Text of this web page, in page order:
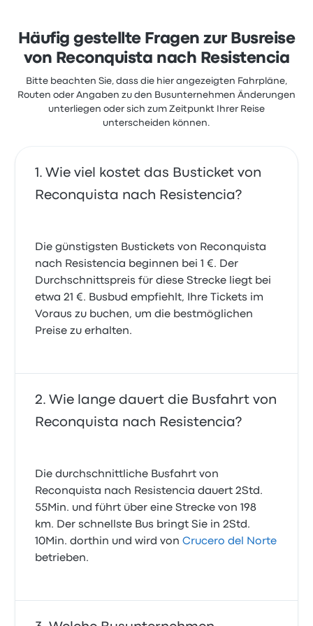
diese Reise beginnen bei 15 €
Häufig gestellte Fragen zur Busreise
von Reconquista nach Resistencia
Bitte beachten Sie, dass die hier angezeigten Fahrpläne,
Routen oder Angaben zu den Busunternehmen Änderungen
unterliegen oder sich zum Zeitpunkt Ihrer Reise
unterscheiden können.
Wie viel kostet das Busticket von
Reconquista nach Resistencia?
Die günstigsten Bustickets von Reconquista
nach Resistencia beginnen bei 1 €. Der
Durchschnittspreis für diese Strecke liegt bei
etwa 21 €. Busbud empfiehlt, Ihre Tickets im
Voraus zu buchen, um die bestmöglichen
Preise zu erhalten.
Wie lange dauert die Busfahrt von
Reconquista nach Resistencia?
Die durchschnittliche Busfahrt von
Reconquista nach Resistencia dauert 2Std.
55Min. und führt über eine Strecke von 198
km. Der schnellste Bus bringt Sie in 2Std.
10Min. dorthin und wird vonCrucero del Norte
betrieben.